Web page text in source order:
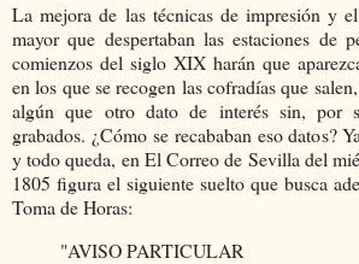
La mejora de las técnicas de impresión y
mayor que despertaban las estaciones de
comienzos del siglo XIX harán que
en los que se recogen las cofradías que
algún que otro dato de interés sin, por
grabados. ¿Cómo se recababan eso datos?
y todo queda, en El Correo de Sevilla del
1805 figura el siguiente suelto que busca
Toma de Horas:
"AVISO PARTICULAR